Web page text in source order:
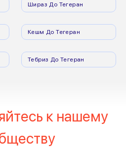
Шираз До Тегеран
Кешм До Тегеран
Тебриз До Тегеран
к нашему